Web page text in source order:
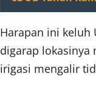
Harapan ini keluh
digarap lokasinya
irigasi mengalir